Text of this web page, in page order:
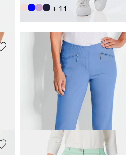
+ 11
GOLDNER
7/8-BengalinhoseLOUISA
+ 11